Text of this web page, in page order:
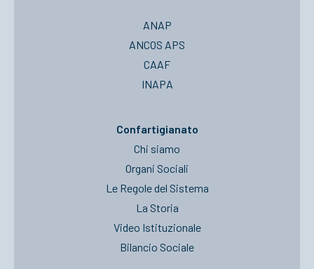
ANAP
ANCOS APS
CAAF
INAPA
Confartigianato
Chi siamo
Organi Sociali
Le Regole del Sistema
La Storia
Video Istituzionale
Bilancio Sociale